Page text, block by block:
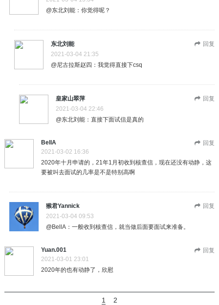
@东北刘能：你觉得呢？
东北刘能
回复
2021-03-04 21:35
@尼古拉斯赵四：我觉得直接下csq
皇家山翠萍
回复
2021-03-04 22:46
@东北刘能：直接下面试信是真的
BellA
回复
2021-03-02 16:36
2020年十月申请的，21年1月初收到核查信，现在还没有动静，这
要被叫去面试的几率是不是特别高啊
猴君Yannick
回复
2021-03-04 09:53
@BellA：一般收到核查信，就当做后面要面试来准备。
Yuan.001
回复
2021-03-01 23:01
2020年的也有动静了，欣慰
1 2